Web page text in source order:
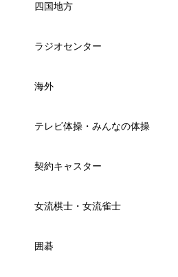
四国地方
ラジオセンター
海外
テレビ体操・みんなの体操
契約キャスター
女流棋士・女流雀士
囲碁